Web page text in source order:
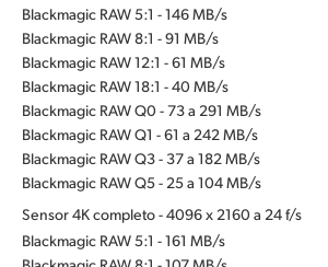
Blackmagic RAW 5:1 - 146 MB/s
Blackmagic RAW 8:1 - 91 MB/s
Blackmagic RAW 12:1 - 61 MB/s
Blackmagic RAW 18:1 - 40 MB/s
Blackmagic RAW Q0 - 73 a 291 MB/s
Blackmagic RAW Q1 - 61 a 242 MB/s
Blackmagic RAW Q3 - 37 a 182 MB/s
Blackmagic RAW Q5 - 25 a 104 MB/s
Sensor 4K completo - 4096 x 2160 a 24 f/s
Blackmagic RAW 5:1 - 161 MB/s